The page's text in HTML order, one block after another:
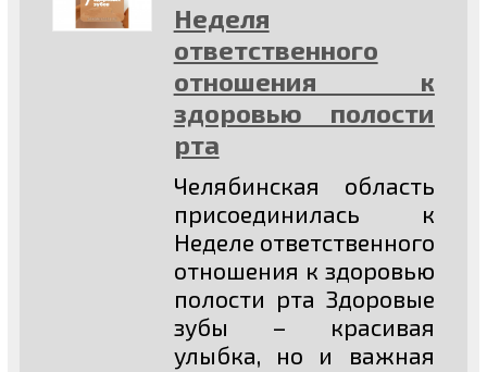
Неделя
ответственного
отношения к
здоровью полости
рта
Челябинская область
присоединилась к
Неделе ответственного
отношения к здоровью
полости рта Здоровые
зубы – красивая
улыбка, но и важная